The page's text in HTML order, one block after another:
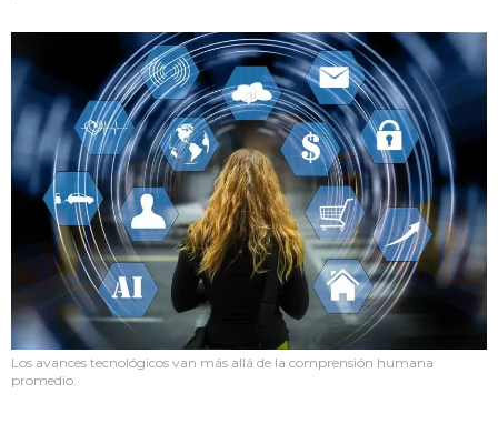
Los avances tecnológicos van más allá de la comprensión humana
promedio.